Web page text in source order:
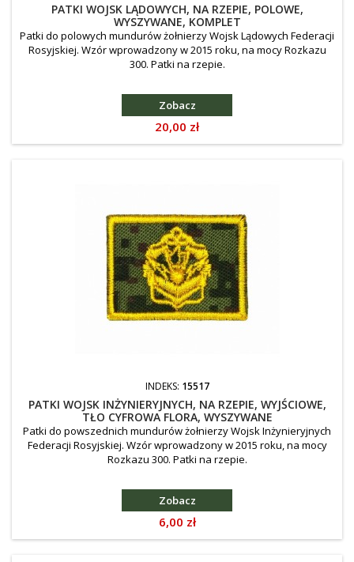
PATKI WOJSK LĄDOWYCH, NA RZEPIE, POLOWE,
WYSZYWANE, KOMPLET
Patki do polowych mundurów żołnierzy Wojsk Lądowych Federacji
Rosyjskiej. Wzór wprowadzony w 2015 roku, na mocy Rozkazu
300. Patki na rzepie.
Zobacz
Cena
20,00 zł
INDEKS: 15517
PATKI WOJSK INŻYNIERYJNYCH, NA RZEPIE, WYJŚCIOWE,
TŁO CYFROWA FLORA, WYSZYWANE
Patki do powszednich mundurów żołnierzy Wojsk Inżynieryjnych
Federacji Rosyjskiej. Wzór wprowadzony w 2015 roku, na mocy
Rozkazu 300. Patki na rzepie.
Zobacz
Cena
6,00 zł